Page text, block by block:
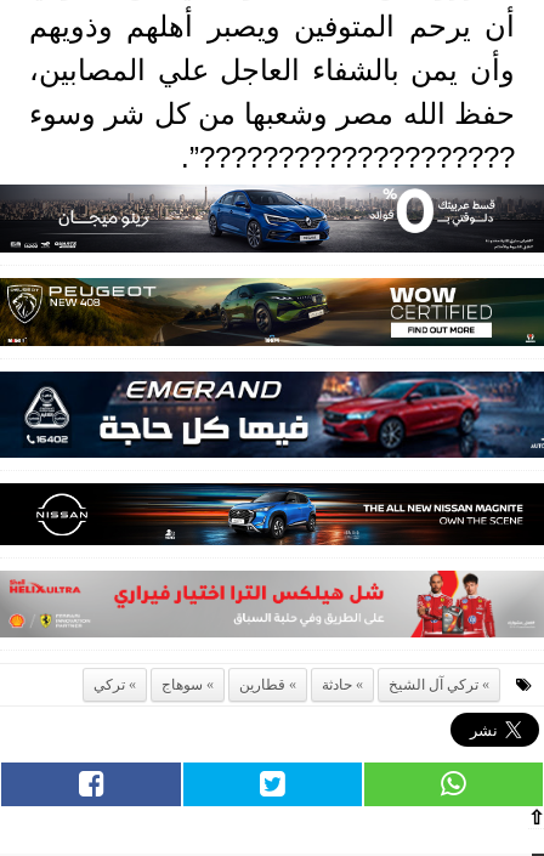
أن يرحم المتوفين ويصبر أهلهم وذويهم
وأن يمن بالشفاء العاجل علي المصابين،
حفظ الله مصر وشعبها من كل شر وسوء
????????????????????”.
تركي آل الشيخ حادثة قطارين سوهاج تركي
⇧